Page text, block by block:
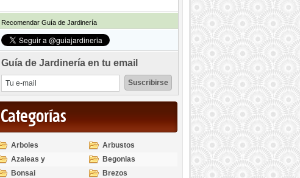
Recomendar Guía de Jardinería
Guía de Jardinería en tu email
Categorías
Arboles
Arbustos
Azaleas y
Rododendros
Begonias
Bonsai
Brezos